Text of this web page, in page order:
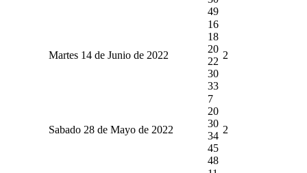
49
Martes 14 de Junio de 2022
16
18
20
22
30
33
2
Sabado 28 de Mayo de 2022
7
20
30
34
45
48
2